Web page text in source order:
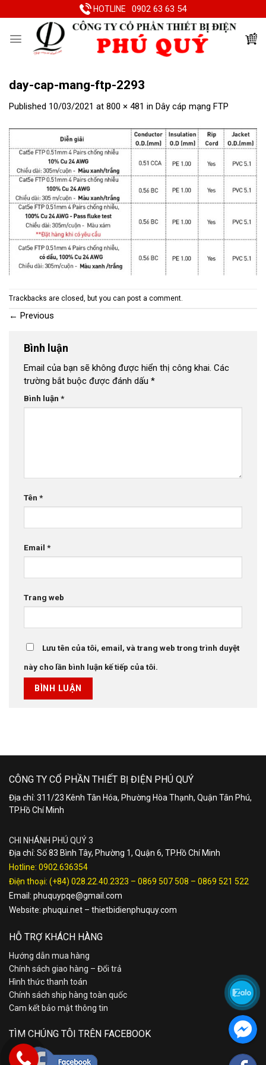
to
HOTLINE 0902 63 63 54
day-cap-mang-ftp-2293
Published 10/03/2021 at 800 × 481 in Dây cáp mạng FTP
Trackbacks are closed, but you can post a comment.
← Previous
Bình luận
Email của bạn sẽ không được hiển thị công khai. Các
trường bắt buộc được đánh dấu *
Bình luận *
Tên *
Email *
Trang web
Lưu tên của tôi, email, và trang web trong trình duyệt
này cho lần bình luận kế tiếp của tôi.
CÔNG TY CỔ PHẦN THIẾT BỊ ĐIỆN PHÚ QUÝ
Địa chỉ: 311/23 Kênh Tân Hóa, Phường Hòa Thạnh, Quận Tân Phú,
TP.Hồ Chí Minh
CHI NHÁNH PHÚ QUÝ 3
Địa chỉ: Số 83 Bình Tây, Phường 1, Quận 6, TP.Hồ Chí Minh
Hotline: 0902.636354
Điện thoại: (+84) 028.22.40.2323 – 0869 507 508 – 0869 521 522
Email: phuquypqe@gmail.com
Website: phuqui.net – thietbidienphuquy.com
HỖ TRỢ KHÁCH HÀNG
Hướng dẫn mua hàng
Chính sách giao hàng – Đổi trả
Hình thức thanh toán
Chính sách ship hàng toàn quốc
Cam kết bảo mật thông tin
TÌM CHÚNG TÔI TRÊN FACEBOOK